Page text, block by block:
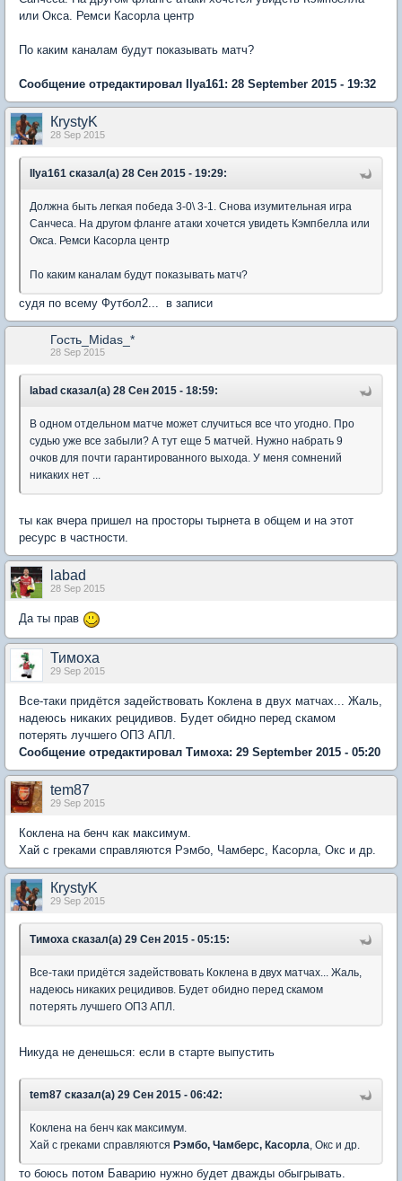
или Окса. Ремси Касорла центр
По каким каналам будут показывать матч?
Сообщение отредактировал Ilya161: 28 September 2015 - 19:32
КrystyK
28 Sep 2015
Ilya161 сказал(а) 28 Сен 2015 - 19:29:
Должна быть легкая победа 3-0\ 3-1. Снова изумительная игра
Санчеса. На другом фланге атаки хочется увидеть Кэмпбелла или
Окса. Ремси Касорла центр
По каким каналам будут показывать матч?
судя по всему Футбол2... в записи
Гость_Midas_*
28 Sep 2015
labad сказал(а) 28 Сен 2015 - 18:59:
В одном отдельном матче может случиться все что угодно. Про
судью уже все забыли? А тут еще 5 матчей. Нужно набрать 9
очков для почти гарантированного выхода. У меня сомнений
никаких нет ...
ты как вчера пришел на просторы тырнета в общем и на этот
ресурс в частности.
labad
28 Sep 2015
Да ты прав
Тимоха
29 Sep 2015
Все-таки придётся задействовать Коклена в двух матчах... Жаль,
надеюсь никаких рецидивов. Будет обидно перед скамом
потерять лучшего ОПЗ АПЛ.
Сообщение отредактировал Тимоха: 29 September 2015 - 05:20
tem87
29 Sep 2015
Коклена на бенч как максимум.
Хай с греками справляются Рэмбо, Чамберс, Касорла, Окс и др.
КrystyK
29 Sep 2015
Тимоха сказал(а) 29 Сен 2015 - 05:15:
Все-таки придётся задействовать Коклена в двух матчах... Жаль,
надеюсь никаких рецидивов. Будет обидно перед скамом
потерять лучшего ОПЗ АПЛ.
Никуда не денешься: если в старте выпустить
tem87 сказал(а) 29 Сен 2015 - 06:42:
Коклена на бенч как максимум.
Хай с греками справляются Рэмбо, Чамберс, Касорла, Окс и др.
то боюсь потом Баварию нужно будет дважды обыгрывать.